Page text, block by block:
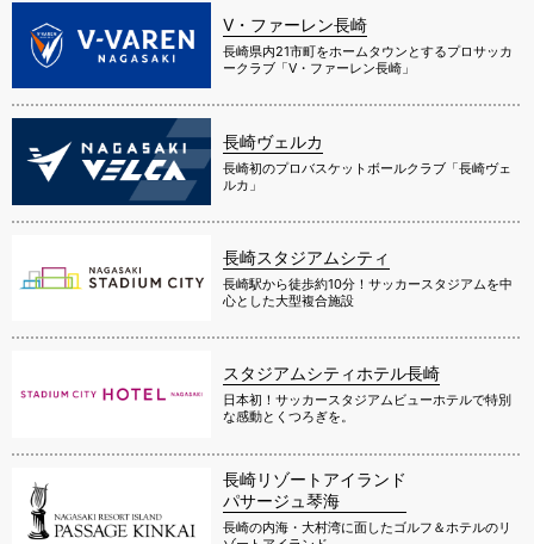
V・ファーレン長崎
長崎県内21市町をホームタウンとするプロサッカ
ークラブ「V・ファーレン長崎」
長崎ヴェルカ
長崎初のプロバスケットボールクラブ「長崎ヴェ
ルカ」
長崎スタジアムシティ
長崎駅から徒歩約10分！サッカースタジアムを中
心とした大型複合施設
スタジアムシティホテル長崎
日本初！サッカースタジアムビューホテルで特別
な感動とくつろぎを。
長崎リゾートアイランド
パサージュ琴海
長崎の内海・大村湾に面したゴルフ＆ホテルのリ